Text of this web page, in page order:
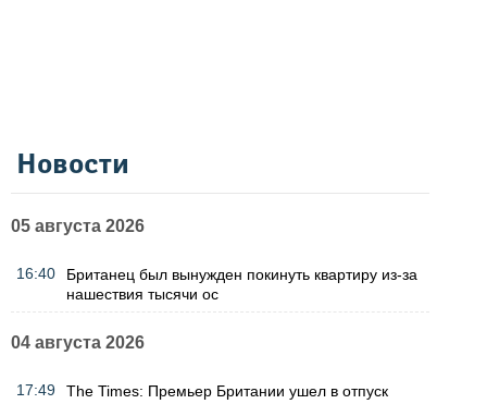
Новости
05 августа 2026
16:40
Британец был вынужден покинуть квартиру из-за
нашествия тысячи ос
04 августа 2026
17:49
The Times: Премьер Британии ушел в отпуск